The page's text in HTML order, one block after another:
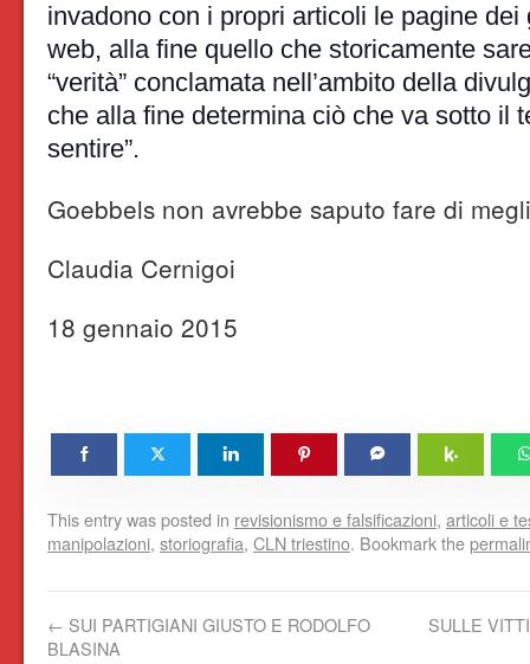
invadono con i propri articoli le pagine
web, alla fine quello che storicamente
“verità” conclamata nell’ambito della
che alla fine determina ciò che va sotto il
sentire”.
Goebbels non avrebbe saputo fare di
Claudia Cernigoi
18 gennaio 2015
This entry was posted in revisionismo e falsificazioni, articoli e
manipolazioni, storiografia, CLN triestino. Bookmark the
← SUI PARTIGIANI GIUSTO E RODOLFO
BLASINA
SULLE